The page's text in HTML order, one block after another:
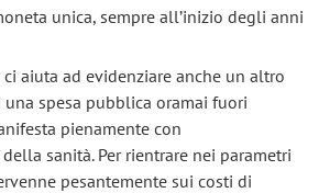
unica, sempre all’inizio degli anni
ci aiuta ad evidenziare anche un altro
spesa pubblica oramai fuori
pienamente con
sanità. Per rientrare nei parametri
pesantemente sui costi di